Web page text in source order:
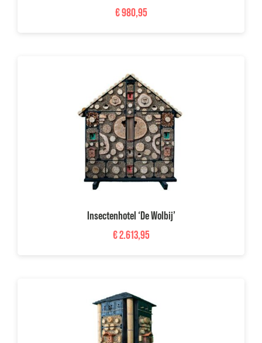
€980,95
Insectenhotel ‘De Wolbij’
€2.613,95